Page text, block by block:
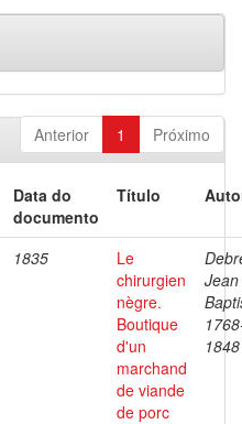
Anterior 1 Próximo
Data do
documento
Título
1835
Le
chirurgien
nègre.
Boutique
d'un
marchand
de viande
de porc
Jean
1848